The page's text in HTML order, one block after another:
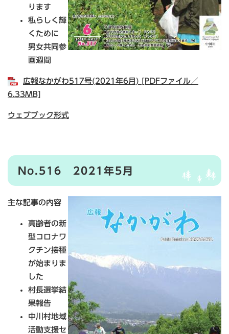
ります
私らしく輝
くために
男女共同参
画週間
広報なかがわ517号(2021年6月) [PDFファイル／
6.33MB]
ウェブブック形式
No.516 2021年5月
主な記事の内容
高齢者の新
型コロナワ
クチン接種
が始まりま
した
村長選挙結
果報告
中川村地域
活動支援セ